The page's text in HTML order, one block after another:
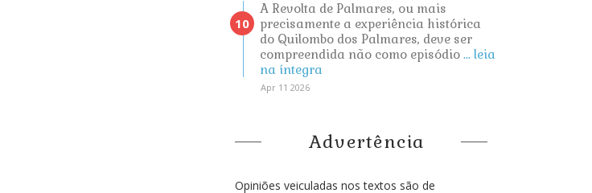
A Revolta de Palmares, ou mais
precisamente a experiência histórica
do Quilombo dos Palmares, deve ser
compreendida não como episódio ... leia
na íntegra
Apr 11 2026
Advertência
Opiniões veiculadas nos textos são de